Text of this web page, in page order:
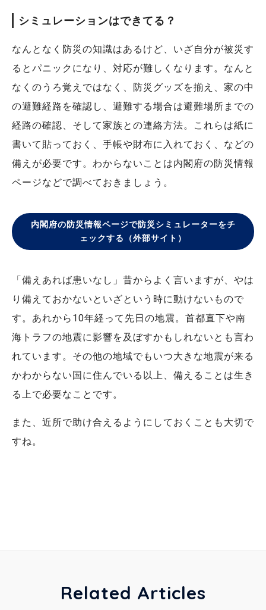
シミュレーションはできてる？
なんとなく防災の知識はあるけど、いざ自分が被災す
るとパニックになり、対応が難しくなります。なんと
なくのうろ覚えではなく、防災グッズを揃え、家の中
の避難経路を確認し、避難する場合は避難場所までの
経路の確認、そして家族との連絡方法。これらは紙に
書いて貼っておく、手帳や財布に入れておく、などの
備えが必要です。わからないことは内閣府の防災情報
ページなどで調べておきましょう。
内閣府の防災情報ページで防災シミュレーターをチ
ェックする（外部サイト）
「備えあれば患いなし」昔からよく言いますが、やは
り備えておかないといざという時に動けないもので
す。あれから10年経って先日の地震。首都直下や南
海トラフの地震に影響を及ぼすかもしれないとも言わ
れています。その他の地域でもいつ大きな地震が来る
かわからない国に住んでいる以上、備えることは生き
る上で必要なことです。
また、近所で助け合えるようにしておくことも大切で
すね。
Related Articles